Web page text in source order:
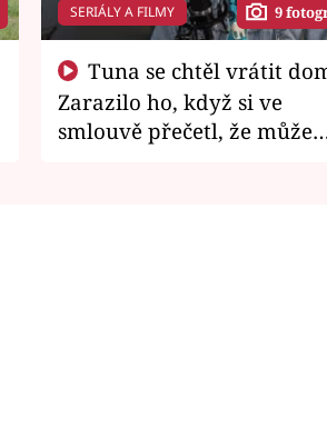
SERIÁLY A FILMY 9
Zarazilo ho, když si ve
smlouvě přečetl, že může